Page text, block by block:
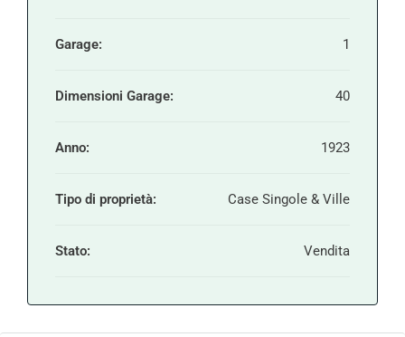
Garage: 1
Dimensioni Garage: 40
Anno: 1923
Tipo di proprietà: Case Singole & Ville
Stato: Vendita